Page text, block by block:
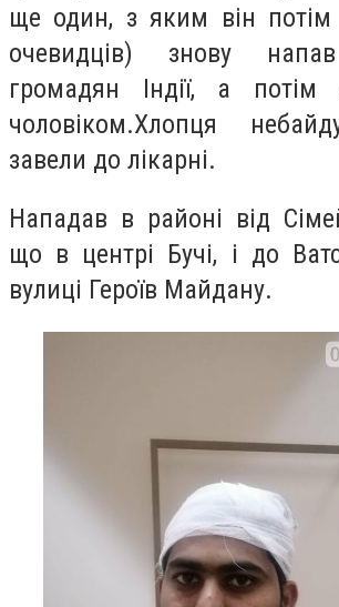
ще один, з яким він
очевидців) знову
громадян Індії, а
чоловіком.Хлопця
завели до лікарні.
Нападав в районі від
що в центрі Бучі, і до
вулиці Героїв Майдану.